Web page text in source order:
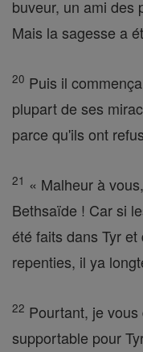
buveur, un ami des
Mais la sagesse a
20 Puis il
plupart de ses
parce qu'ils ont
21 « Malheur à
Bethsaïde ! Car si
été faits dans Tyr
repenties, il ya
22 Pourtant, je
supportable pour